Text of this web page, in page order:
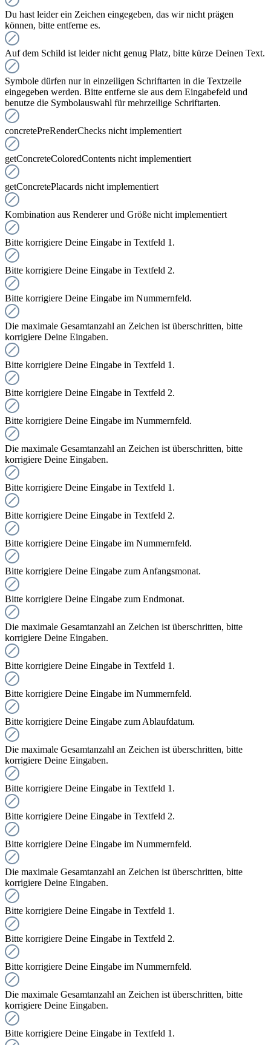
Du hast leider ein Zeichen eingegeben, das wir nicht prägen
können, bitte entferne es.
Auf dem Schild ist leider nicht genug Platz, bitte kürze Deinen Text.
Symbole dürfen nur in einzeiligen Schriftarten in die Textzeile
eingegeben werden. Bitte entferne sie aus dem Eingabefeld und
benutze die Symbolauswahl für mehrzeilige Schriftarten.
concretePreRenderChecks nicht implementiert
getConcreteColoredContents nicht implementiert
getConcretePlacards nicht implementiert
Kombination aus Renderer und Größe nicht implementiert
Bitte korrigiere Deine Eingabe in Textfeld 1.
Bitte korrigiere Deine Eingabe in Textfeld 2.
Bitte korrigiere Deine Eingabe im Nummernfeld.
Die maximale Gesamtanzahl an Zeichen ist überschritten, bitte
korrigiere Deine Eingaben.
Bitte korrigiere Deine Eingabe in Textfeld 1.
Bitte korrigiere Deine Eingabe in Textfeld 2.
Bitte korrigiere Deine Eingabe im Nummernfeld.
Die maximale Gesamtanzahl an Zeichen ist überschritten, bitte
korrigiere Deine Eingaben.
Bitte korrigiere Deine Eingabe in Textfeld 1.
Bitte korrigiere Deine Eingabe in Textfeld 2.
Bitte korrigiere Deine Eingabe im Nummernfeld.
Bitte korrigiere Deine Eingabe zum Anfangsmonat.
Bitte korrigiere Deine Eingabe zum Endmonat.
Die maximale Gesamtanzahl an Zeichen ist überschritten, bitte
korrigiere Deine Eingaben.
Bitte korrigiere Deine Eingabe in Textfeld 1.
Bitte korrigiere Deine Eingabe im Nummernfeld.
Bitte korrigiere Deine Eingabe zum Ablaufdatum.
Die maximale Gesamtanzahl an Zeichen ist überschritten, bitte
korrigiere Deine Eingaben.
Bitte korrigiere Deine Eingabe in Textfeld 1.
Bitte korrigiere Deine Eingabe in Textfeld 2.
Bitte korrigiere Deine Eingabe im Nummernfeld.
Die maximale Gesamtanzahl an Zeichen ist überschritten, bitte
korrigiere Deine Eingaben.
Bitte korrigiere Deine Eingabe in Textfeld 1.
Bitte korrigiere Deine Eingabe in Textfeld 2.
Bitte korrigiere Deine Eingabe im Nummernfeld.
Die maximale Gesamtanzahl an Zeichen ist überschritten, bitte
korrigiere Deine Eingaben.
Bitte korrigiere Deine Eingabe in Textfeld 1.